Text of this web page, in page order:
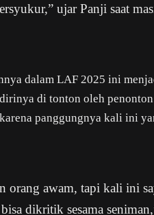
ujar Panji saat
dalam LAF 2025 ini
di tonton oleh
panggungnya kali ini
orang awam, tapi kali ini
dikritik sesama